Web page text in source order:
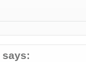
says: